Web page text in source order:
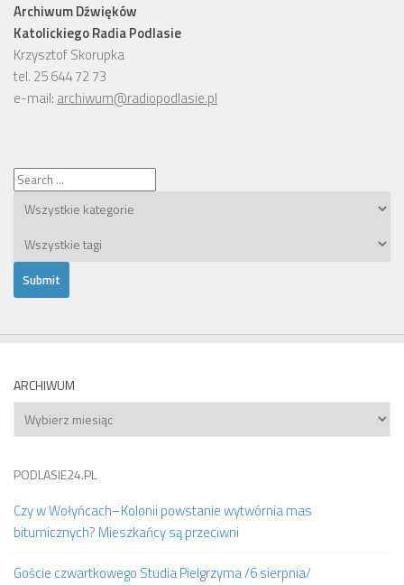
Archiwum Dźwięków
Katolickiego Radia Podlasie
Krzysztof Skorupka
tel. 25 644 72 73
e-mail: archiwum@radiopodlasie.pl
ARCHIWUM
Archiwum
PODLASIE24.PL
Czy w Wołyńcach–Kolonii powstanie wytwórnia mas
bitumicznych? Mieszkańcy są przeciwni
Goście czwartkowego Studia Pielgrzyma /6 sierpnia/